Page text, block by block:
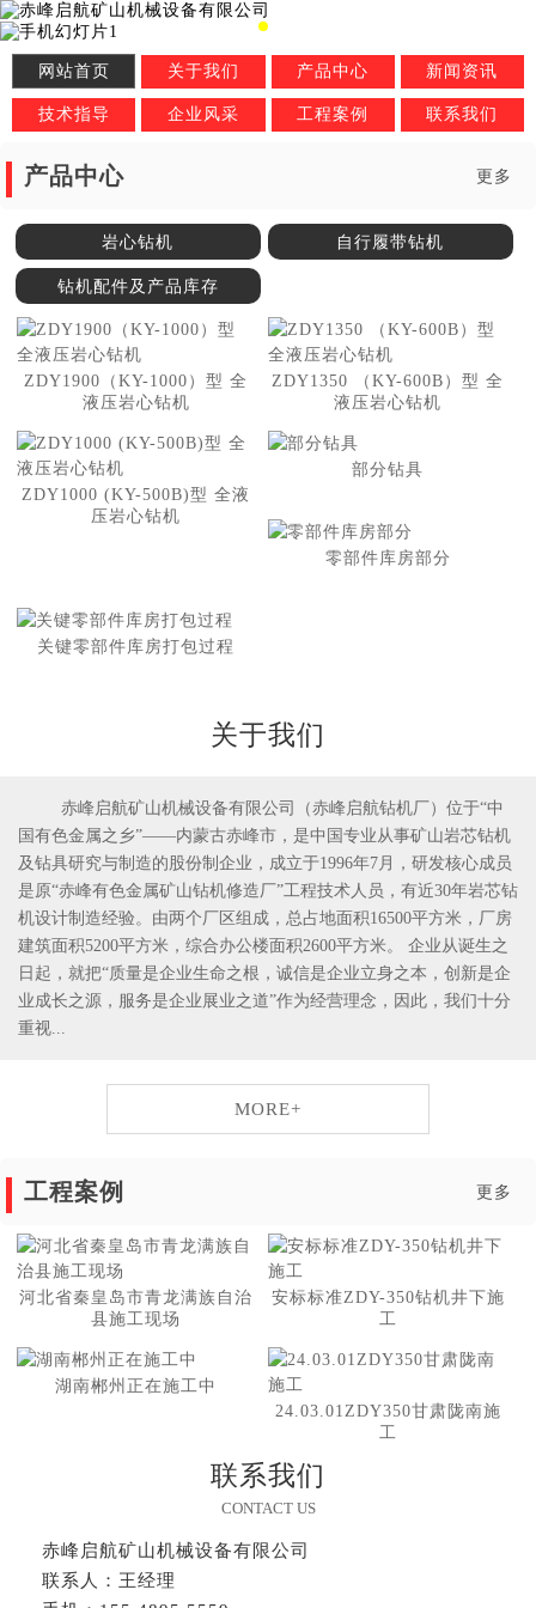
2
网站首页 关于我们 产品中心 新闻资讯
技术指导 企业风采 工程案例 联系我们
产品中心 更多
岩心钻机 自行履带钻机
钻机配件及产品库存
ZDY1900（KY-1000）型 全
液压岩心钻机
ZDY1350 （KY-600B）型 全
液压岩心钻机
ZDY1000 (KY-500B)型 全液
压岩心钻机
部分钻具
零部件库房部分
关键零部件库房打包过程
关于我们
赤峰启航矿山机械设备有限公司（赤峰启航钻机厂）位于“中
国有色金属之乡”——内蒙古赤峰市，是中国专业从事矿山岩芯钻机
及钻具研究与制造的股份制企业，成立于1996年7月，研发核心成员
是原“赤峰有色金属矿山钻机修造厂”工程技术人员，有近30年岩芯钻
机设计制造经验。由两个厂区组成，总占地面积16500平方米，厂房
建筑面积5200平方米，综合办公楼面积2600平方米。 企业从诞生之
日起，就把“质量是企业生命之根，诚信是企业立身之本，创新是企
业成长之源，服务是企业展业之道”作为经营理念，因此，我们十分
重视...
MORE+
工程案例 更多
河北省秦皇岛市青龙满族自治
县施工现场
安标标准ZDY-350钻机井下施
工
湖南郴州正在施工中
24.03.01ZDY350甘肃陇南施
工
联系我们
CONTACT US
赤峰启航矿山机械设备有限公司
联系人：王经理